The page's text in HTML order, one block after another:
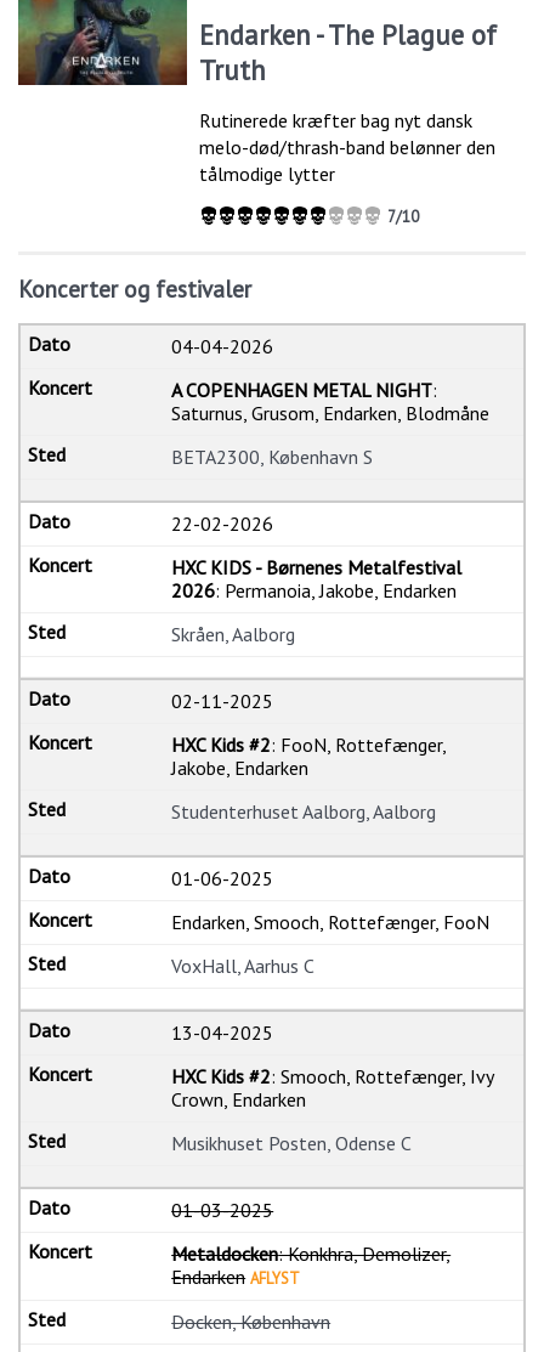
Endarken - The Plague of
Truth
Rutinerede kræfter bag nyt dansk
melo-død/thrash-band belønner den
tålmodige lytter
7/10
Koncerter og festivaler
04-04-2026
A COPENHAGEN METAL NIGHT:
Saturnus, Grusom, Endarken, Blodmåne
BETA2300, København S
22-02-2026
HXC KIDS - Børnenes Metalfestival
2026: Permanoia, Jakobe, Endarken
Skråen, Aalborg
02-11-2025
HXC Kids #2: FooN, Rottefænger,
Jakobe, Endarken
Studenterhuset Aalborg, Aalborg
01-06-2025
Endarken, Smooch, Rottefænger, FooN
VoxHall, Aarhus C
13-04-2025
HXC Kids #2: Smooch, Rottefænger, Ivy
Crown, Endarken
Musikhuset Posten, Odense C
01-03-2025
Metaldocken: Konkhra, Demolizer,
Endarken AFLYST
Docken, København